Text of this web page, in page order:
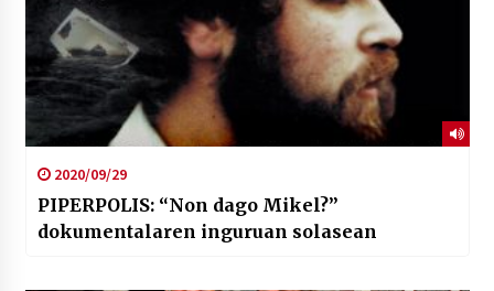
2020/09/29
PIPERPOLIS: “Non dago Mikel?”
dokumentalaren inguruan solasean